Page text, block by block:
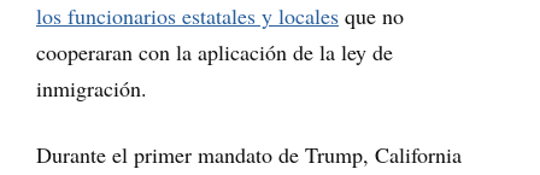
los funcionarios estatales y locales que no
cooperaran con la aplicación de la ley de
inmigración.
Durante el primer mandato de Trump, California